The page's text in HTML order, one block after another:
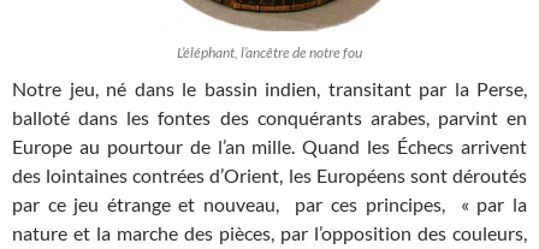
L’éléphant, l’ancêtre de notre fou
Notre jeu, né dans le bassin indien, transitant par la Perse,
balloté dans les fontes des conquérants arabes, parvint en
Europe au pourtour de l’an mille. Quand les Échecs arrivent
des lointaines contrées d’Orient, les Européens sont déroutés
par ce jeu étrange et nouveau, par ces principes, « par la
nature et la marche des pièces, par l’opposition des couleurs,